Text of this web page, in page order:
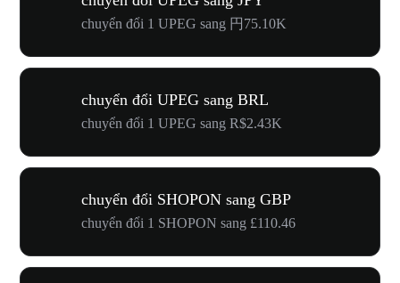
chuyển đổi 1 UPEG sang 円75.10K
chuyển đổi UPEG sang BRL
chuyển đổi 1 UPEG sang R$2.43K
chuyển đổi SHOPON sang GBP
chuyển đổi 1 SHOPON sang £110.46